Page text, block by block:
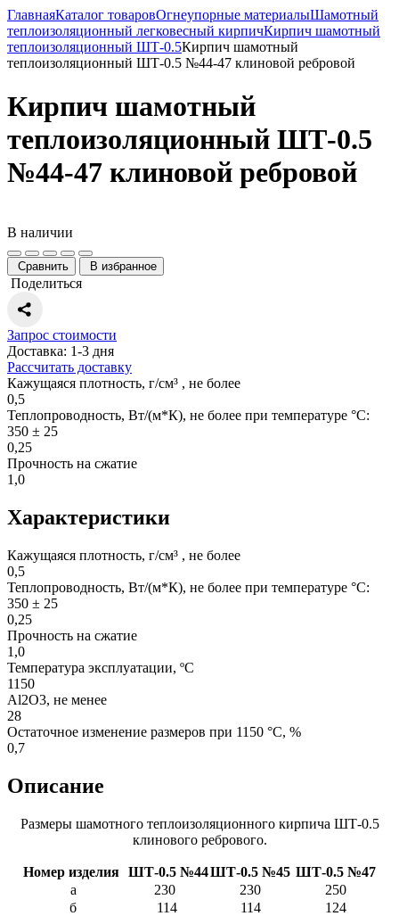
ГлавнаяКаталог товаровОгнеупорные материалыШамотный
тепло­изоляционный легковесный кирпичКирпич шамотный
теплоизоляционный ШТ-0.5Кирпич шамотный
теплоизоляционный ШТ-0.5 №44-47 клиновой ребровой
Кирпич шамотный
теплоизоляционный ШТ-0.5
№44-47 клиновой ребровой
В наличии
Сравнить В избранное
Поделиться
Запрос стоимости
Доставка: 1-3 дня
Рассчитать доставку
Кажущаяся плотность, г/см³ , не более
0,5
Теплопроводность, Вт/(м*К), не более при температуре °С:
350 ± 25
0,25
Прочность на сжатие
1,0
Характеристики
Кажущаяся плотность, г/см³ , не более
0,5
Теплопроводность, Вт/(м*К), не более при температуре °С:
350 ± 25
0,25
Прочность на сжатие
1,0
Температура эксплуатации, ºС
1150
Al2O3, не менее
28
Остаточное изменение размеров при 1150 °С, %
0,7
Описание
Размеры шамотного теплоизоляционного кирпича ШТ-0.5
клинового ребрового.
Номер изделия ШТ-0.5 №44ШТ-0.5 №45 ШТ-0.5 №47
а
230 230
250
б
114 114
124